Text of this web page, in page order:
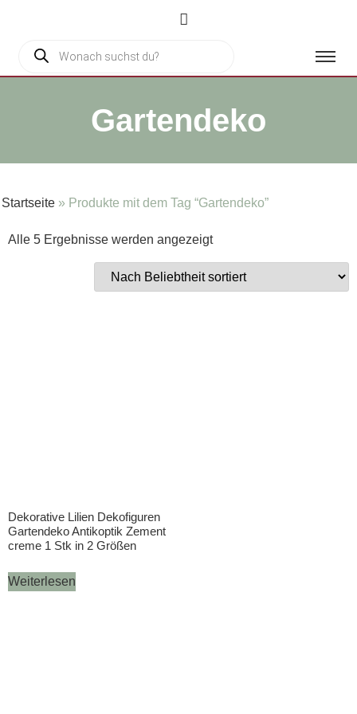
Gartendeko
Startseite » Produkte mit dem Tag “Gartendeko”
Alle 5 Ergebnisse werden angezeigt
Dekorative Lilien Dekofiguren
Gartendeko Antikoptik Zement
creme 1 Stk in 2 Größen
Weiterlesen